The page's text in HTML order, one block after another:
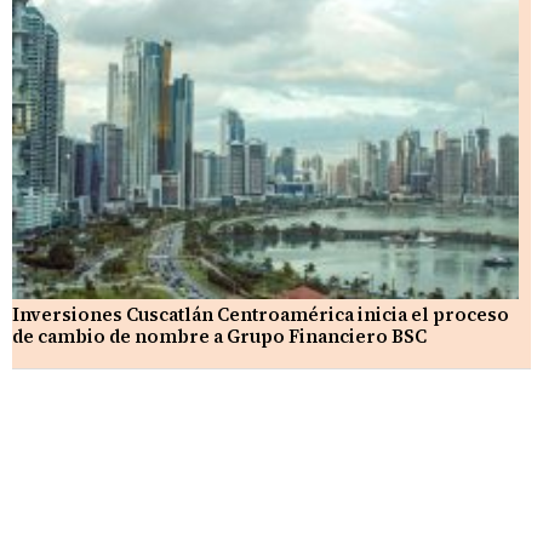
Inversiones Cuscatlán Centroamérica inicia el proceso
de cambio de nombre a Grupo Financiero BSC